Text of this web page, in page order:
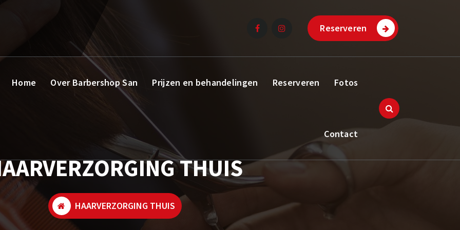
Reserveren
Home Over Barbershop San Prijzen en behandelingen Reserveren Fotos
Contact
THUIS
HAARVERZORGING THUIS